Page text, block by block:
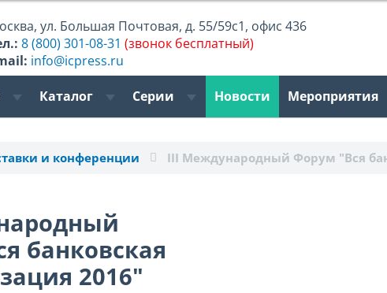
,ул. Большая Почтовая, д. 55/59с1, офис 436
8 (800) 301-08-31 (звонок бесплатный)
info@icpress.ru
Каталог Серии Новости Мероприятия
и конференции III Международный Форум "Вся
банковская
2016"